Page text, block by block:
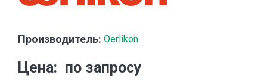
Производитель: Oerlikon
Цена по запросу